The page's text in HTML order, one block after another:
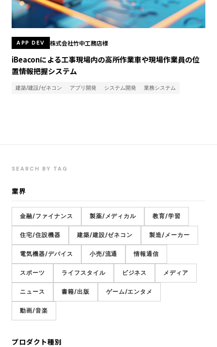
APP DEV 株式会社竹中工務店様
iBeaconによる工事現場内の高所作業車や現場作業員の位
置情報把握システム
建築/建設/ゼネコン アプリ開発 システム開発 業務システム
SEARCH BY TAG
業界
金融/ファイナンス 製薬/メディカル 教育/学習
住宅/住設機器 建築/建設/ゼネコン 製造/メーカー
電気機器/デバイス 小売/流通 情報通信
スポーツ ライフスタイル ビジネス メディア
ニュース 書籍/出版 ゲーム/エンタメ
動画/音楽
プロダクト種別